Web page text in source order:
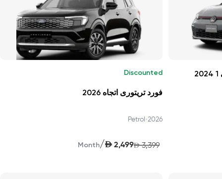
Discounted
فورد تريتورى اتجاه 2026
2026
•
Petrol
AED 3,399
AED 2,499
/
Month